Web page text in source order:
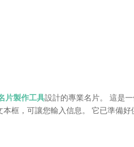
製作工具設計的專業名片。 這是
框，可讓您輸入信息。 它已準備